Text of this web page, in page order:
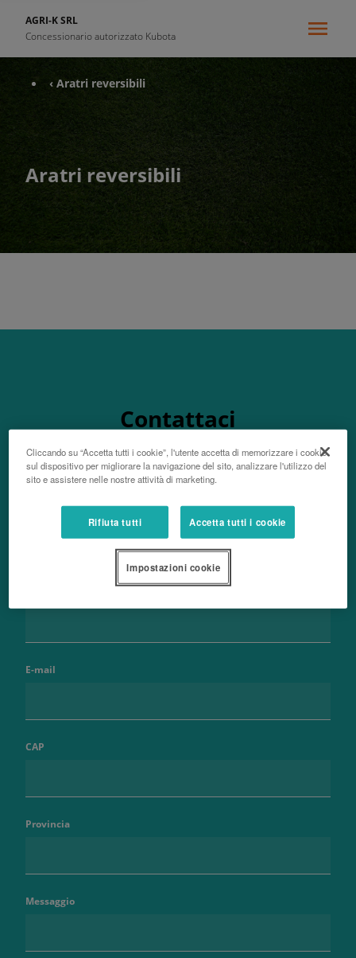
AGRI-K SRL
Concessionario autorizzato Kubota
‹ Aratri reversibili
Aratri reversibili
Contattaci
E-mail
CAP
Provincia
Messaggio
Cliccando su “Accetta tutti i cookie”, l'utente accetta di memorizzare i cookie
sul dispositivo per migliorare la navigazione del sito, analizzare l'utilizzo del
sito e assistere nelle nostre attività di marketing.
Rifiuta tutti Accetta tutti i cookie
Impostazioni cookie